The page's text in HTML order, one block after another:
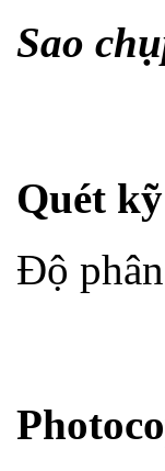
Sao
Quét
Độ